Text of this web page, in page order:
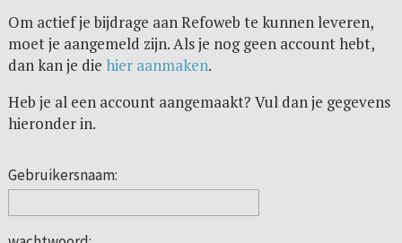
Om actief je bijdrage aan Refoweb te kunnen leveren,
moet je aangemeld zijn. Als je nog geen account hebt,
dan kan je die hier aanmaken.
Heb je al een account aangemaakt? Vul dan je gegevens
hieronder in.
Gebruikersnaam: